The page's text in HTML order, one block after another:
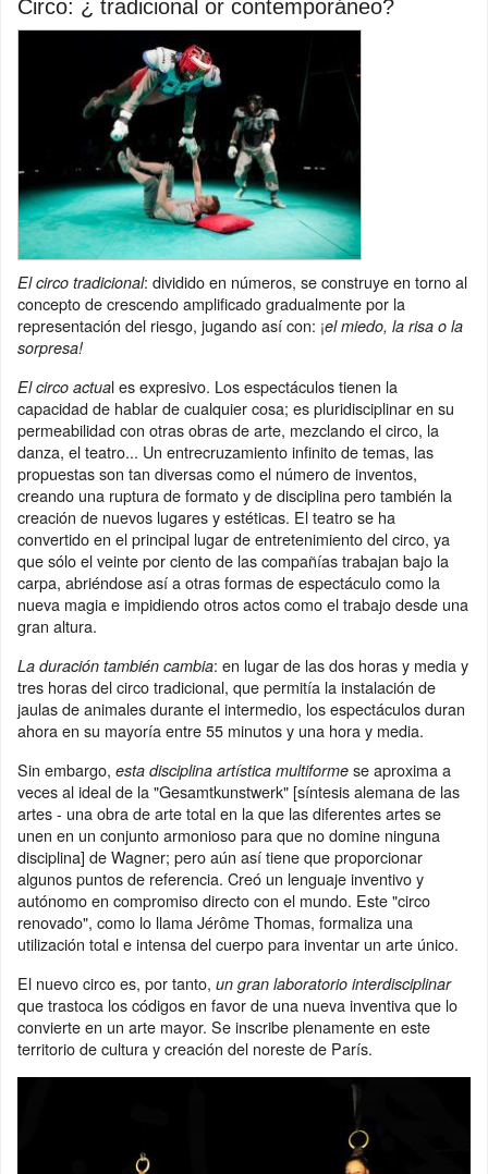
Circo: ¿ tradicional or contemporáneo?
El circo tradicional: dividido en números, se construye en torno al
concepto de crescendo amplificado gradualmente por la
representación del riesgo, jugando así con: ¡el miedo, la risa o la
sorpresa!
El circo actual es expresivo. Los espectáculos tienen la
capacidad de hablar de cualquier cosa; es pluridisciplinar en su
permeabilidad con otras obras de arte, mezclando el circo, la
danza, el teatro... Un entrecruzamiento infinito de temas, las
propuestas son tan diversas como el número de inventos,
creando una ruptura de formato y de disciplina pero también la
creación de nuevos lugares y estéticas. El teatro se ha
convertido en el principal lugar de entretenimiento del circo, ya
que sólo el veinte por ciento de las compañías trabajan bajo la
carpa, abriéndose así a otras formas de espectáculo como la
nueva magia e impidiendo otros actos como el trabajo desde una
gran altura.
La duración también cambia: en lugar de las dos horas y media y
tres horas del circo tradicional, que permitía la instalación de
jaulas de animales durante el intermedio, los espectáculos duran
ahora en su mayoría entre 55 minutos y una hora y media.
Sin embargo, esta disciplina artística multiforme se aproxima a
veces al ideal de la "Gesamtkunstwerk" [síntesis alemana de las
artes - una obra de arte total en la que las diferentes artes se
unen en un conjunto armonioso para que no domine ninguna
disciplina] de Wagner; pero aún así tiene que proporcionar
algunos puntos de referencia. Creó un lenguaje inventivo y
autónomo en compromiso directo con el mundo. Este "circo
renovado", como lo llama Jérôme Thomas, formaliza una
utilización total e intensa del cuerpo para inventar un arte único.
El nuevo circo es, por tanto, un gran laboratorio interdisciplinar
que trastoca los códigos en favor de una nueva inventiva que lo
convierte en un arte mayor. Se inscribe plenamente en este
territorio de cultura y creación del noreste de París.